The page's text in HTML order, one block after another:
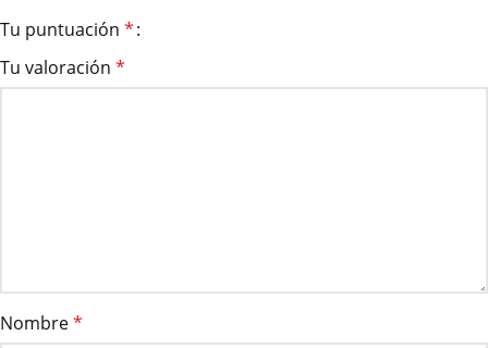
Tu puntuación *
Tu valoración *
Nombre*